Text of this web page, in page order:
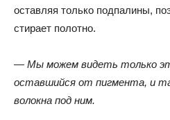
оставляя только подпалины,
стирает полотно.
— Мы можем видеть только
оставшийся от пигмента, и
волокна под ним.